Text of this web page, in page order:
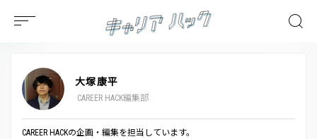
大塚康平
CAREER HACK編集部
CAREER HACKの企画・編集を担当しています。